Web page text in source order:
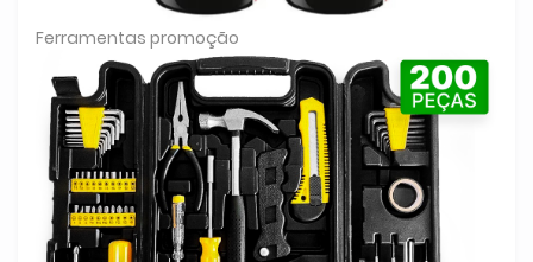
Ferramentas promoção